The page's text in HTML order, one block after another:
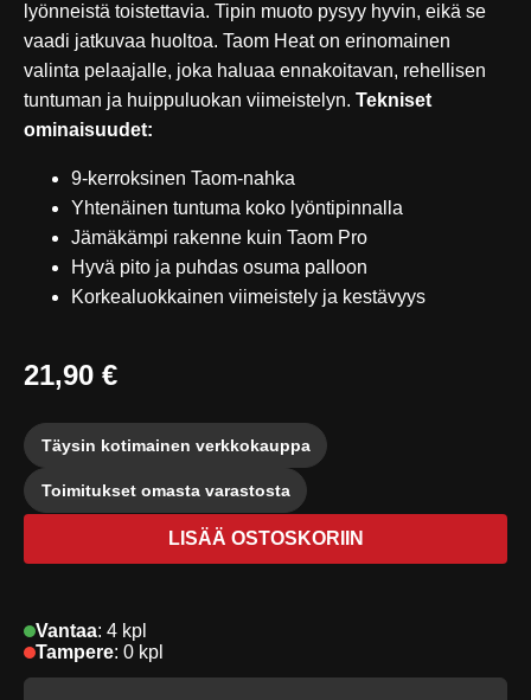
lyönneistä toistettavia. Tipin muoto pysyy hyvin, eikä se
vaadi jatkuvaa huoltoa. Taom Heat on erinomainen
valinta pelaajalle, joka haluaa ennakoitavan, rehellisen
tuntuman ja huippuluokan viimeistelyn. Tekniset
ominaisuudet:
9-kerroksinen Taom-nahka
Yhtenäinen tuntuma koko lyöntipinnalla
Jämäkämpi rakenne kuin Taom Pro
Hyvä pito ja puhdas osuma palloon
Korkealuokkainen viimeistely ja kestävyys
21,90 €
Täysin kotimainen verkkokauppa
Toimitukset omasta varastosta
LISÄÄ OSTOSKORIIN
Vantaa: 4 kpl
Tampere: 0 kpl